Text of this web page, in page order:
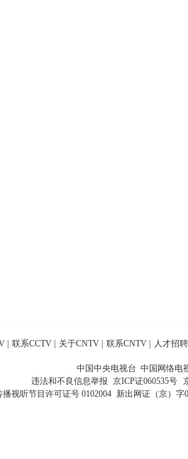
联系CCTV 关于CNTV 联系CNTV 人才招聘
中国中央电视台 中国网络电
违法和不良信息举报 京ICP证060535号
播视听节目许可证号 0102004 新出网证（京）